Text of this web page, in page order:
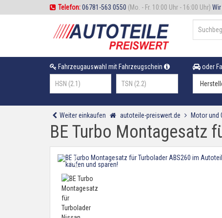
Telefon:06781-563 0550 (Mo. - Fr. 10:00 Uhr - 16:00 Uhr)
Fahrzeugauswahl mit Fahrzeugschein oder
Weiter einkaufen autoteile-preiswert.de Motor und
BE Turbo Montagesatz